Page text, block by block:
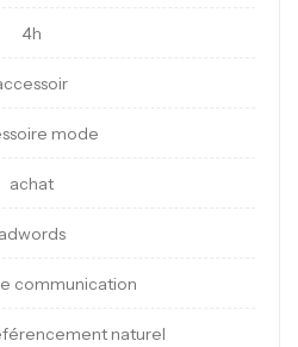
4h
mode
achat
adwords
communication
naturel